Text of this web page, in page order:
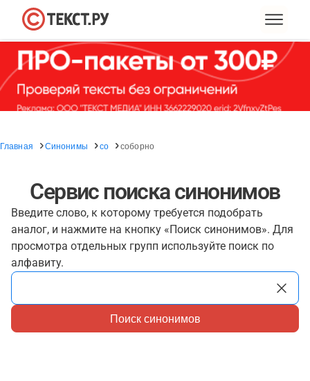
Главная Синонимы со соборно
Сервис поиска синонимов
Введите слово, к которому требуется подобрать
аналог, и нажмите на кнопку «Поиск синонимов». Для
просмотра отдельных групп используйте поиск по
алфавиту.
Поиск синонимов